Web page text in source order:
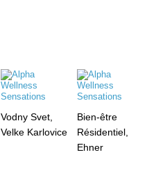
Vodny Svet,
Velke Karlovice
Bien-être
Résidentiel,
Ehner